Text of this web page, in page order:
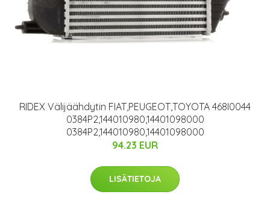
RIDEX Välijäähdytin FIAT,PEUGEOT,TOYOTA 468I0044
0384P2,144010980,14401098000
0384P2,144010980,14401098000
94.23 EUR
LISÄTIETOJA